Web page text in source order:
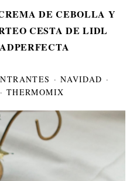
DE CEBOLLA Y
CESTA DE LIDL
· NAVIDAD ·
· THERMOMIX